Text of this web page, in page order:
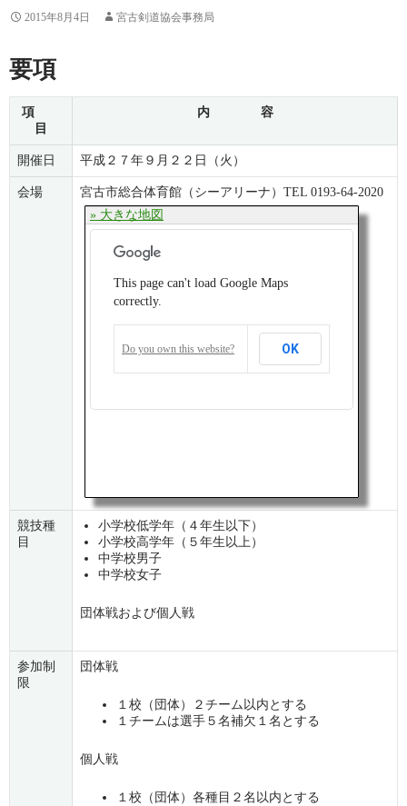
2015年8月4日 宮古剣道協会事務局
要項
項
目
内 容
開催日 平成２７年９月２２日（火）
会場
宮古市総合体育館（シーアリーナ）TEL 0193-64-2020
» 大きな地図
This page can't load Google Maps
correctly.
Do you own this website? OK
競技種
目
小学校低学年（４年生以下）
小学校高学年（５年生以上）
中学校男子
中学校女子
団体戦および個人戦
参加制
限
団体戦
１校（団体）２チーム以内とする
１チームは選手５名補欠１名とする
個人戦
１校（団体）各種目２名以内とする